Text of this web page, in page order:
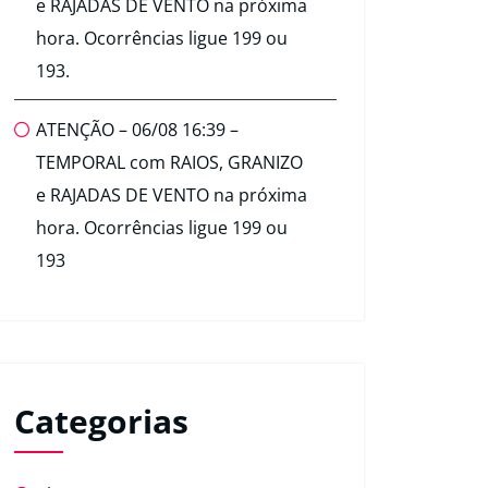
e RAJADAS DE VENTO na próxima
hora. Ocorrências ligue 199 ou
193.
ATENÇÃO – 06/08 16:39 –
TEMPORAL com RAIOS, GRANIZO
e RAJADAS DE VENTO na próxima
hora. Ocorrências ligue 199 ou
193
Categorias